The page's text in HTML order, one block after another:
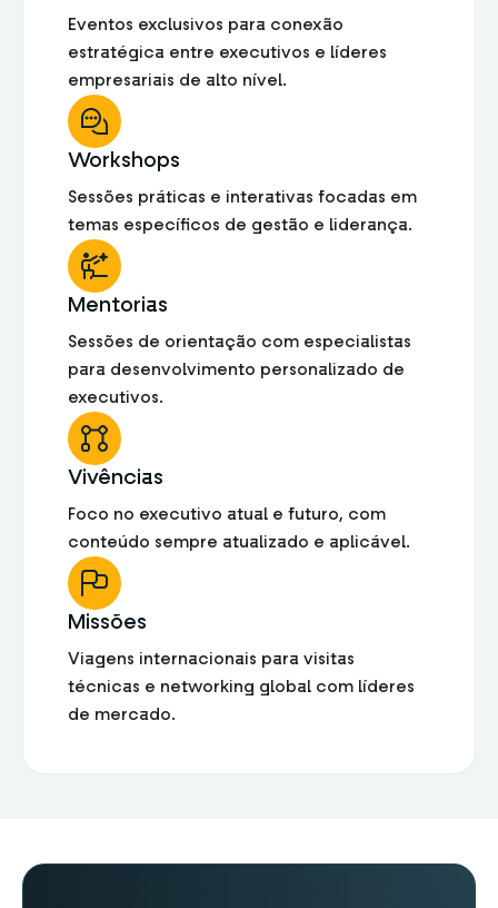
Eventos exclusivos para conexão
estratégica entre executivos e líderes
empresariais de alto nível.
Workshops
Sessões práticas e interativas focadas em
temas específicos de gestão e liderança.
Mentorias
Sessões de orientação com especialistas
para desenvolvimento personalizado de
executivos.
Vivências
Foco no executivo atual e futuro, com
conteúdo sempre atualizado e aplicável.
Missões
Viagens internacionais para visitas
técnicas e networking global com líderes
de mercado.